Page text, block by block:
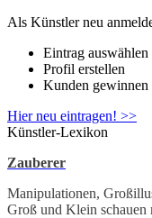
Als Künstler neu
Eintrag auswählen
Profil erstellen
Kunden gewinnen
Hier neu eintragen! >>
Künstler-Lexikon
Zauberer
Manipulationen,
Groß und Klein schauen